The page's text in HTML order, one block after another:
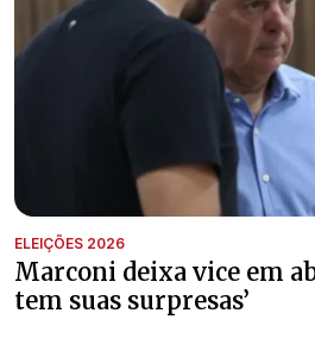
ELEIÇÕES 2026
Marconi deixa vice em
tem suas surpresas’